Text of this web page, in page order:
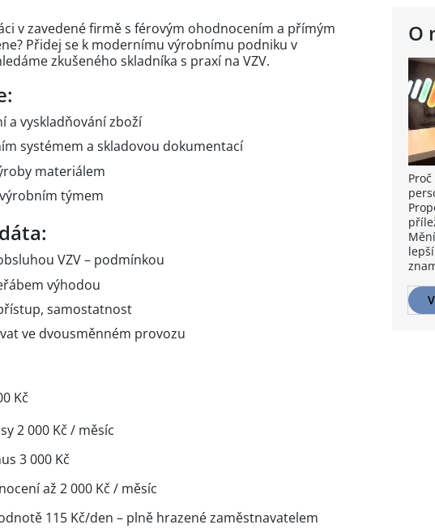
O
v zavedené firmě s férovým ohodnocením a přímým
Přidej se k modernímu výrobnímu podniku v
zkušeného skladníka s praxí na VZV.
a vyskladňování zboží
systémem a skladovou dokumentací
materiálem
týmem
VZV – podmínkou
výhodou
samostatnost
ve dvousměnném provozu
Kč
2 000 Kč / měsíc
3 000 Kč
až 2 000 Kč / měsíc
115 Kč/den – plně hrazené zaměstnavatelem